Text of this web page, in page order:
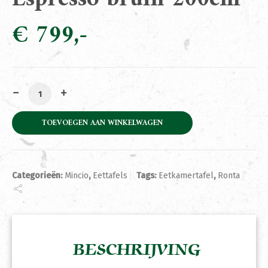
€ 799
Eetkamertafel Ronta Espresso bruin 200cm aantal
TOEVOEGEN AAN WINKELWAGEN
Categorieën: Mincio, Eettafels Tags: Eetkamertafel, Ronta
BESCHRIJVING